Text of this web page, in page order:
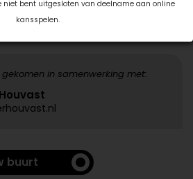
niet bent uitgesloten van deelname aan online
kansspelen.
in samenwerking met:
buurt